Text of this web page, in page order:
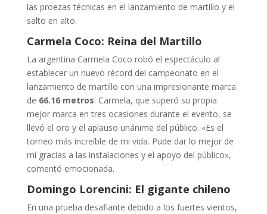
las proezas técnicas en el lanzamiento de martillo y el
salto en alto.
Carmela Coco: Reina del Martillo
La argentina Carmela Coco robó el espectáculo al
establecer un nuevo récord del campeonato en el
lanzamiento de martillo con una impresionante marca
de 66.16 metros. Carmela, que superó su propia
mejor marca en tres ocasiones durante el evento, se
llevó el oro y el aplauso unánime del público. «Es el
torneo más increíble de mi vida. Pude dar lo mejor de
mí gracias a las instalaciones y el apoyo del público»,
comentó emocionada.
Domingo Lorencini: El gigante chileno
En una prueba desafiante debido a los fuertes vientos,